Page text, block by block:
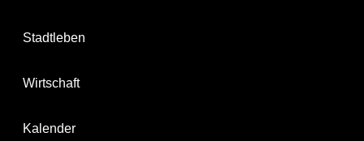
Stadtleben
Wirtschaft
Kalender